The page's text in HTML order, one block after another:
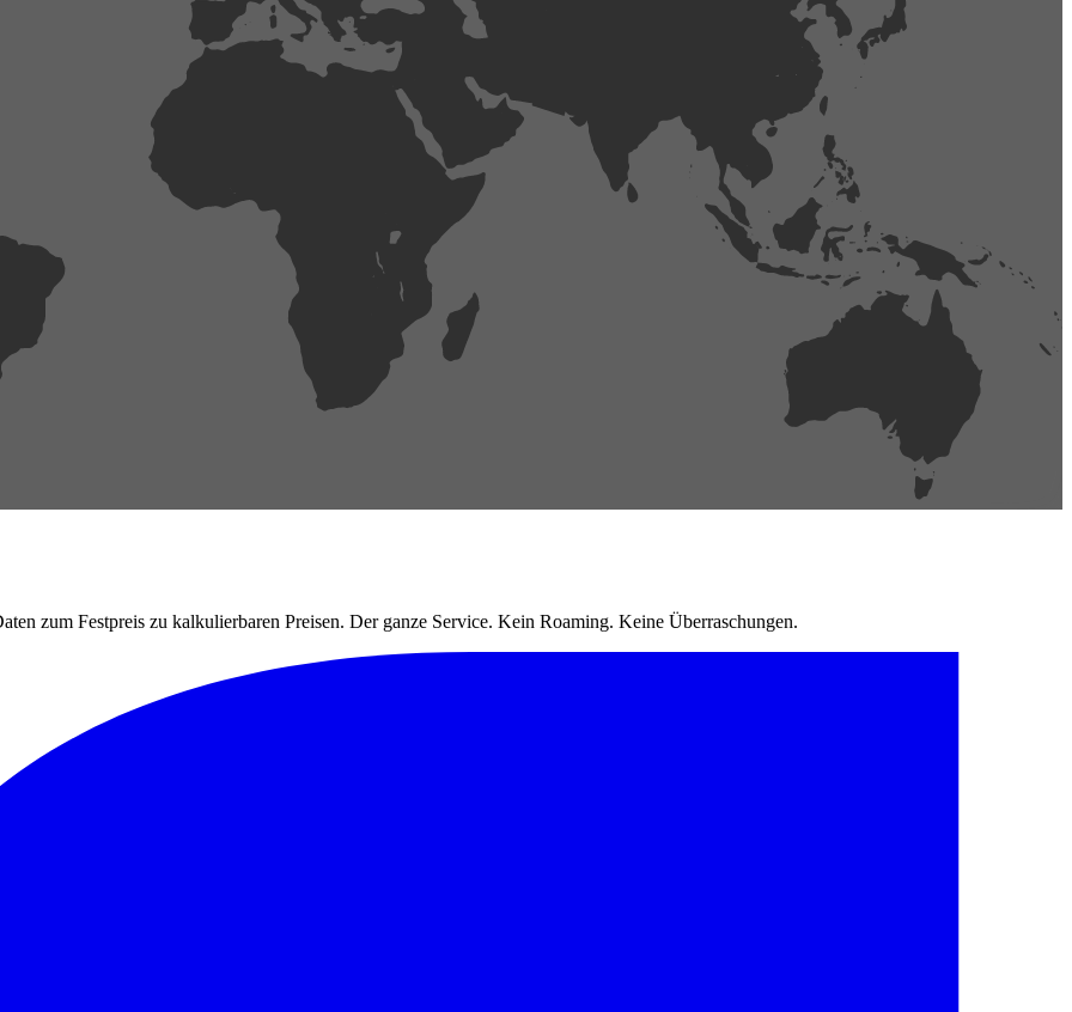
zum Festpreis zu kalkulierbaren Preisen. Der ganze Service. Kein Roaming. Keine Überraschungen.